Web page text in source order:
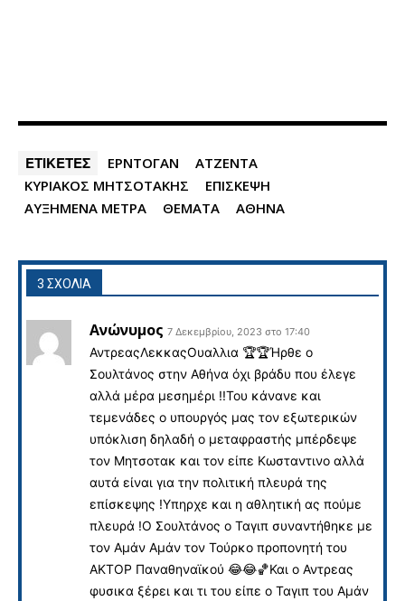
ΕΤΙΚΕΤΕΣ ΕΡΝΤΟΓΑΝ
ΑΤΖΕΝΤΑ
ΚΥΡΙΑΚΟΣ ΜΗΤΣΟΤΑΚΗΣ
ΕΠΙΣΚΕΨΗ
ΑΥΞΗΜΕΝΑ ΜΕΤΡΑ
ΘΕΜΑΤΑ ΑΘΗΝΑ
3 ΣΧΟΛΙΑ
Ανώνυμος 7 Δεκεμβρίου, 2023 στο 17:40
ΑντρεαςΛεκκαςΟυαλλια 🏆🏆Ήρθε ο
Σουλτάνος στην Αθήνα όχι βράδυ που έλεγε
αλλά μέρα μεσημέρι !!Του κάνανε και
τεμενάδες ο υπουργός μας τον εξωτερικών
υπόκλιση δηλαδή ο μεταφραστής μπέρδεψε
τον Μητσοτακ και τον είπε Κωσταντινο αλλά
αυτά είναι για την πολιτική πλευρά της
επίσκεψης !Υπηρχε και η αθλητική ας πούμε
πλευρά !Ο Σουλτάνος ο Ταγιπ συναντήθηκε με
τον Αμάν Αμάν τον Τούρκο προπονητή του
ΑΚΤΟΡ Παναθηναϊκού 😂😂🏀Και ο Αντρεας
φυσικα ξέρει και τι του είπε ο Ταγιπ του Αμάν